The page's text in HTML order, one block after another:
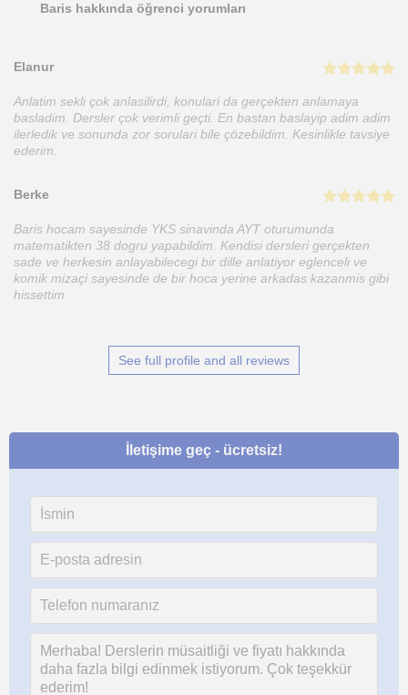
Baris hakkında öğrenci yorumları
Elanur
Anlatim sekli çok anlasilirdi, konulari da gerçekten anlamaya
basladim. Dersler çok verimli geçti. En bastan baslayip adim adim
ilerledik ve sonunda zor sorulari bile çözebildim. Kesinlikle tavsiye
ederim.
Berke
Baris hocam sayesinde YKS sinavinda AYT oturumunda
matematikten 38 dogru yapabildim. Kendisi dersleri gerçekten
sade ve herkesin anlayabilecegi bir dille anlatiyor eglenceli ve
komik mizaçi sayesinde de bir hoca yerine arkadas kazanmis gibi
hissettim
See full profile and all reviews
İletişime geç - ücretsiz!